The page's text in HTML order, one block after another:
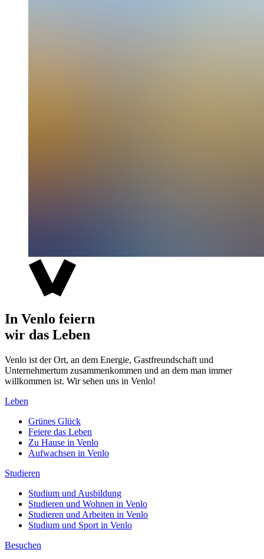
In Venlo feiern
wir das Leben
Venlo ist der Ort, an dem Energie, Gastfreundschaft und
Unternehmertum zusammenkommen und an dem man immer
willkommen ist. Wir sehen uns in Venlo!
Leben
Grünes Glück
Feiere das Leben
Zu Hause in Venlo
Aufwachsen in Venlo
Studieren
Studium und Ausbildung
Studieren und Wohnen in Venlo
Studieren und Arbeiten in Venlo
Studium und Sport in Venlo
Besuchen